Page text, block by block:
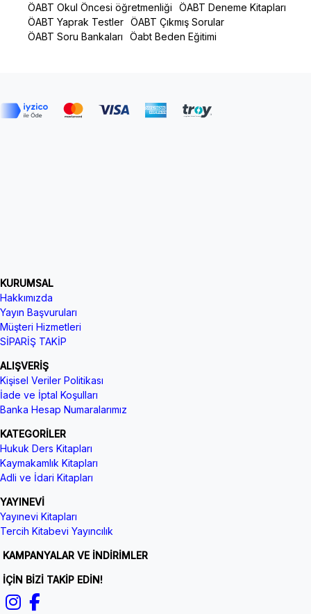
ÖABT Okul Öncesi öğretmenliği
ÖABT Deneme Kitapları
ÖABT Yaprak Testler ÖABT Çıkmış Sorular
ÖABT Soru Bankaları
Öabt Beden Eğitimi
KURUMSAL
Hakkımızda
Yayın Başvuruları
Müşteri Hizmetleri
SİPARİŞ TAKİP
ALIŞVERİŞ
Kişisel Veriler Politikası
İade ve İptal Koşulları
Banka Hesap Numaralarımız
KATEGORİLER
Hukuk Ders Kitapları
Kaymakamlık Kitapları
Adli ve İdari Kitapları
YAYINEVİ
Yayınevi Kitapları
Tercih Kitabevi Yayıncılık
KAMPANYALAR VE İNDİRİMLER
İÇİN BİZİ TAKİP EDİN!